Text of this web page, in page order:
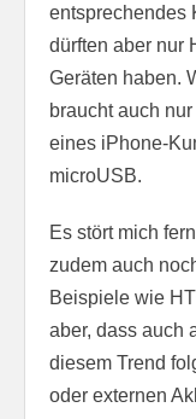
entsprechendes
dürften aber nur
Geräten haben.
braucht auch
eines iPhone-
microUSB.
Es stört mich
zudem auch
Beispiele wie
aber, dass auch
diesem Trend
oder externen